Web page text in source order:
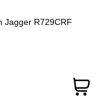
Jagger R729CRF